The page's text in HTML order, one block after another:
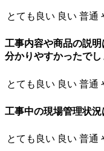
とても良い 良い 普通
工事内容や商品の説明
分かりやすかったでし
とても良い 良い 普通
工事中の現場管理状
とても良い 良い 普通